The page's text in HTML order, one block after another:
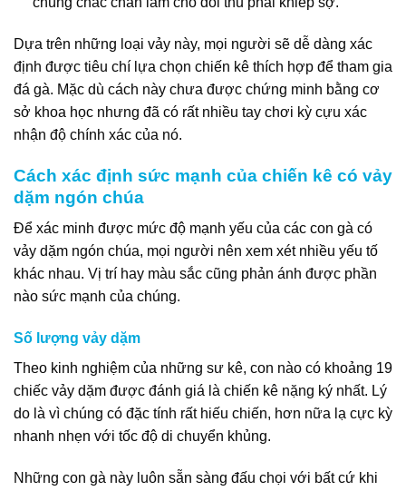
Dựa trên những loại vảy này, mọi người sẽ dễ dàng xác
định được tiêu chí lựa chọn chiến kê thích hợp để tham gia
đá gà. Mặc dù cách này chưa được chứng minh bằng cơ
sở khoa học nhưng đã có rất nhiều tay chơi kỳ cựu xác
nhận độ chính xác của nó.
Cách xác định sức mạnh của chiến kê có vảy
dặm ngón chúa
Để xác minh được mức độ mạnh yếu của các con gà có
vảy dặm ngón chúa, mọi người nên xem xét nhiều yếu tố
khác nhau. Vị trí hay màu sắc cũng phản ánh được phần
nào sức mạnh của chúng.
Số lượng vảy dặm
Theo kinh nghiệm của những sư kê, con nào có khoảng 19
chiếc vảy dặm được đánh giá là chiến kê nặng ký nhất. Lý
do là vì chúng có đặc tính rất hiếu chiến, hơn nữa lạ cực kỳ
nhanh nhẹn với tốc độ di chuyển khủng.
Những con gà này luôn sẵn sàng đấu chọi với bất cứ khi